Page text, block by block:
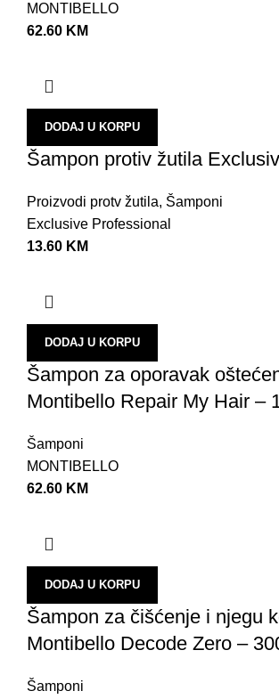
MONTIBELLO
62.60 KM
DODAJ U KORPU
Šampon protiv žutila
Proizvodi protv žutila, Šamponi
Exclusive Professional
13.60 KM
DODAJ U KORPU
Šampon za oporavak
Montibello Repair My Hair –
Šamponi
MONTIBELLO
62.60 KM
DODAJ U KORPU
Šampon za čišćenje i njegu
Montibello Decode Zero –
Šamponi